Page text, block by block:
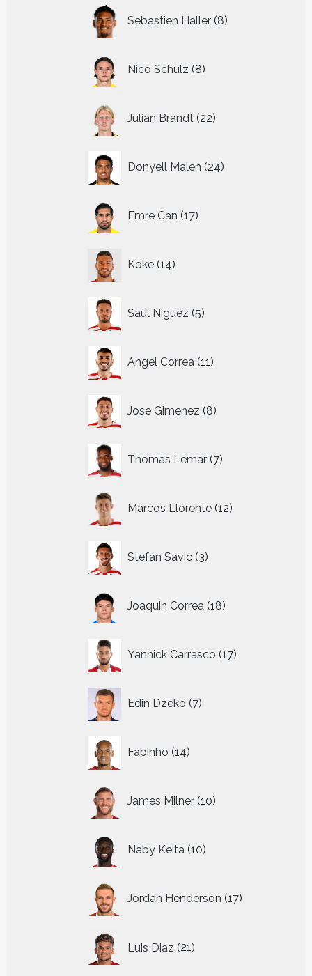
Sebastien Haller 8
producten
Nico Schulz 8
producten
Julian Brandt 22
producten
Donyell Malen 24
producten
Emre Can 17
producten
Koke 14
producten
Saul Niguez 5
producten
Angel Correa 11
producten
Jose Gimenez 8
producten
Thomas Lemar 7
producten
Marcos Llorente 12
producten
Stefan Savic 3
producten
Joaquin Correa 18
producten
Yannick Carrasco 17
producten
Edin Dzeko 7
producten
Fabinho 14
producten
James Milner 10
producten
Naby Keita 10
producten
Jordan Henderson 17
producten
Luis Diaz 21
producten